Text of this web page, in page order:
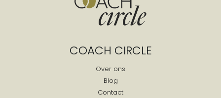
COACH CIRCLE
Over ons
Blog
Contact